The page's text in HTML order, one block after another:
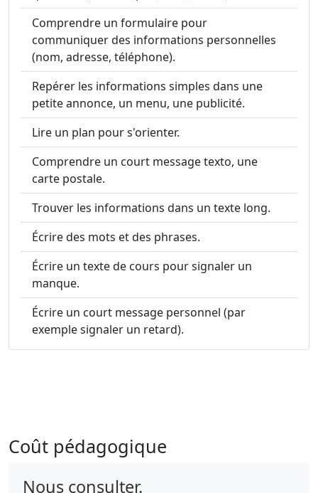
Comprendre un formulaire pour
communiquer des informations personnelles
(nom, adresse, téléphone).
Repérer les informations simples dans une
petite annonce, un menu, une publicité.
Lire un plan pour s'orienter.
Comprendre un court message texto, une
carte postale.
Trouver les informations dans un texte long.
Écrire des mots et des phrases.
Écrire un texte de cours pour signaler un
manque.
Écrire un court message personnel (par
exemple signaler un retard).
Coût pédagogique
Nous consulter.